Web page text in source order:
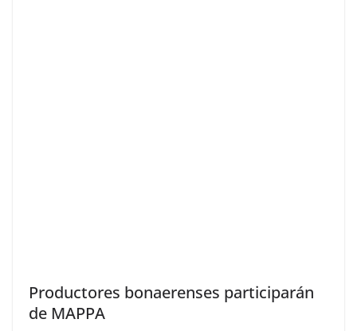
Productores bonaerenses participarán
de MAPPA